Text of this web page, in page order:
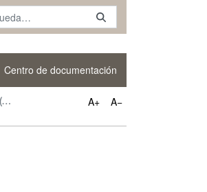
Centro de documentación
Red de vigilancia de ámbito nacional (REVIRA) A+ A−